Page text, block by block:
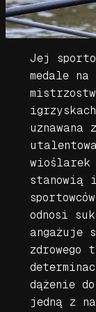
Jej
medale
wioślarek
stanowią
odnosi
angażuje
dążenie
jedną z